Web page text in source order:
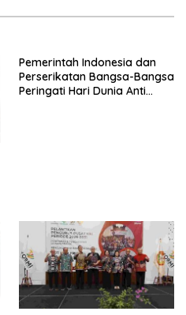
Pemerintah Indonesia dan
Perserikatan Bangsa-Bangsa
Peringati Hari Dunia Anti